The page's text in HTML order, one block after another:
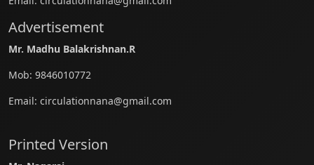
Advertisement
Mr. Madhu Balakrishnan.R
Mob: 9846010772
Email: circulationnana@gmail.com
Printed Version